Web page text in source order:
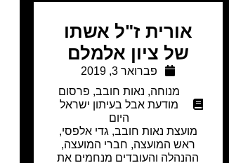
אורית ז"ל אשתו
של ציון אלמלם
פברואר 3, 2019
מנוחה, נאות חובב, פרסום
מודעת אבל בעיתון ישראל
היום
מועצת נאות חובב, גדי אלפסי,
ראש המועצה, חברי המועצה,
ההנהלה והעובדים מנחמים את